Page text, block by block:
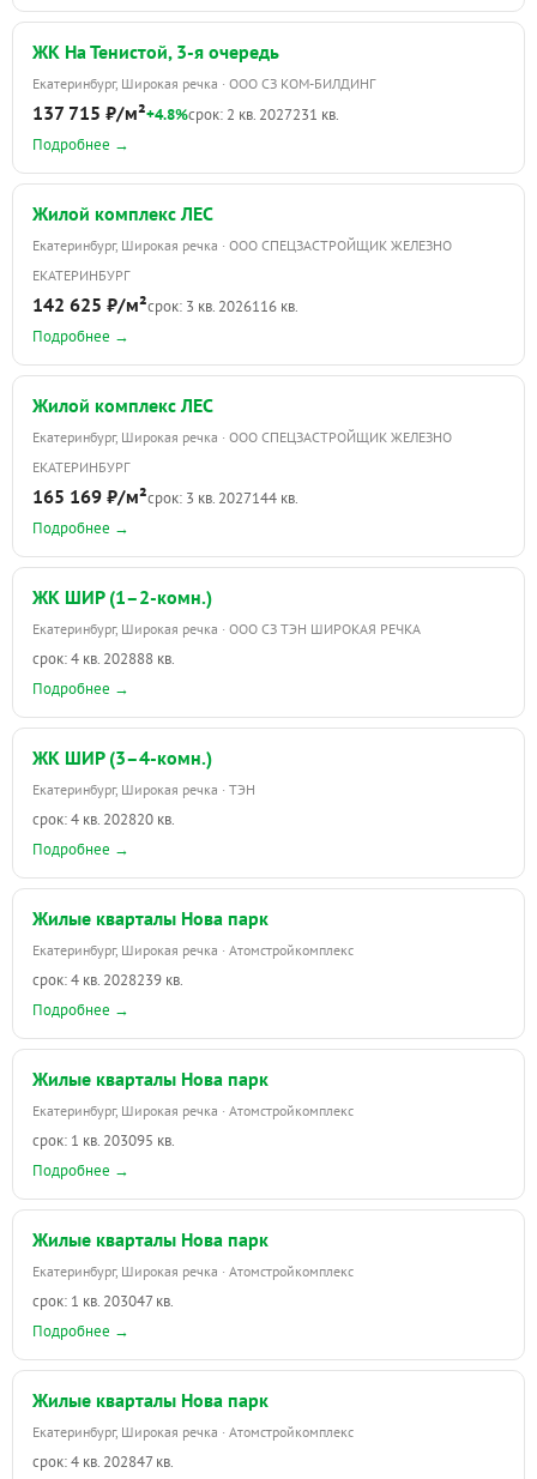
ЖК На Тенистой, 3-я очередь
Екатеринбург, Широкая речка · ООО СЗ КОМ-БИЛДИНГ
137 715 ₽/м²+4.8%срок: 2 кв. 2027231 кв.
Подробнее →
Жилой комплекс ЛЕС
Екатеринбург, Широкая речка · ООО СПЕЦЗАСТРОЙЩИК ЖЕЛЕЗНО
ЕКАТЕРИНБУРГ
142 625 ₽/м²срок: 3 кв. 2026116 кв.
Подробнее →
Жилой комплекс ЛЕС
Екатеринбург, Широкая речка · ООО СПЕЦЗАСТРОЙЩИК ЖЕЛЕЗНО
ЕКАТЕРИНБУРГ
165 169 ₽/м²срок: 3 кв. 2027144 кв.
Подробнее →
ЖК ШИР (1–2-комн.)
Екатеринбург, Широкая речка · ООО СЗ ТЭН ШИРОКАЯ РЕЧКА
срок: 4 кв. 202888 кв.
Подробнее →
ЖК ШИР (3–4-комн.)
Екатеринбург, Широкая речка · ТЭН
срок: 4 кв. 202820 кв.
Подробнее →
Жилые кварталы Нова парк
Екатеринбург, Широкая речка · Атомстройкомплекс
срок: 4 кв. 2028239 кв.
Подробнее →
Жилые кварталы Нова парк
Екатеринбург, Широкая речка · Атомстройкомплекс
срок: 1 кв. 203095 кв.
Подробнее →
Жилые кварталы Нова парк
Екатеринбург, Широкая речка · Атомстройкомплекс
срок: 1 кв. 203047 кв.
Подробнее →
Жилые кварталы Нова парк
Екатеринбург, Широкая речка · Атомстройкомплекс
срок: 4 кв. 202847 кв.